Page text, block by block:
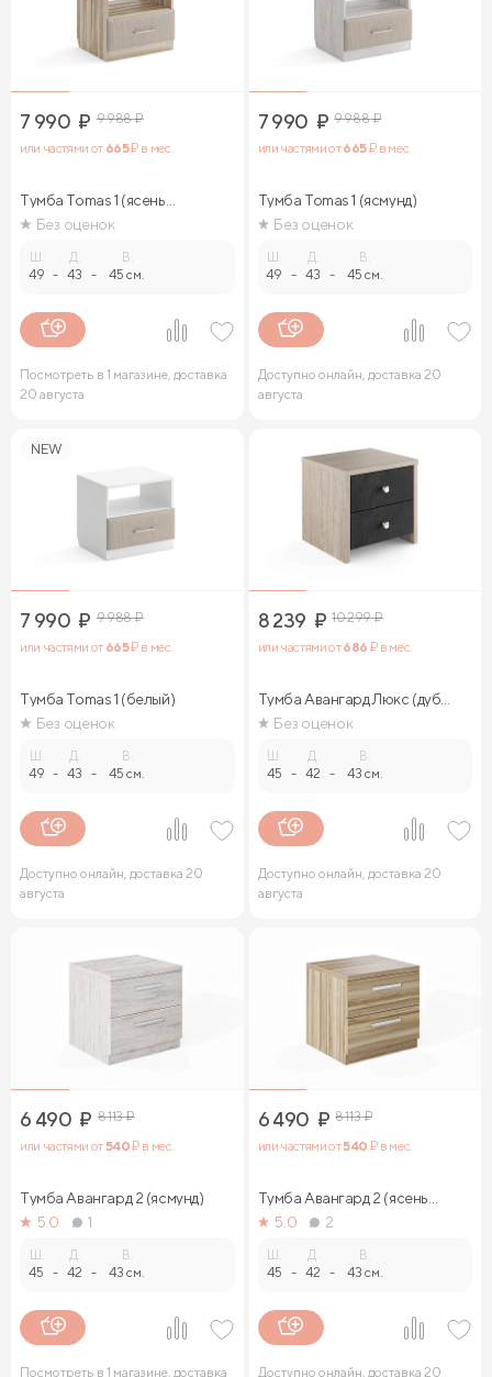
7 990 ₽ 9 988₽
или частями от 665₽ в мес.
Тумба Tomas 1 (ясень
ориноко)
Без оценок
49 -
Д.
43 -
В.
45 см.
Посмотреть в 1 магазине, доставка
20 августа
7 990 ₽ 9 988₽
или частями от665₽ в мес.
Тумба Tomas 1 (ясмунд)
Без оценок
49 -
Д.
43 -
В.
45 см.
Доступно онлайн, доставка 20
августа
NEW
7 990 ₽ 9 988₽
или частями от 665₽ в мес.
Тумба Tomas 1 (белый)
Без оценок
49 -
Д.
43 -
В.
45 см.
Доступно онлайн, доставка 20
августа
8 239 ₽ 10 299₽
или частями от686 ₽ в мес.
Тумба Авангард Люкс (дуб
сонома)
Без оценок
45 -
Д.
42 -
В.
43 см.
Доступно онлайн, доставка 20
августа
6 490 ₽ 8 113₽
или частями от540₽ в мес.
Тумба Авангард 2 (ясмунд)
5.0
1
45 -
Д.
42 -
В.
43 см.
Посмотреть в 1 магазине, доставка
6 490 ₽ 8 113₽
или частями от540 ₽ в мес.
Тумба Авангард 2 (ясень
ориноко)
5.0 2
45 -
Д.
42 -
В.
43 см.
Доступно онлайн, доставка 20